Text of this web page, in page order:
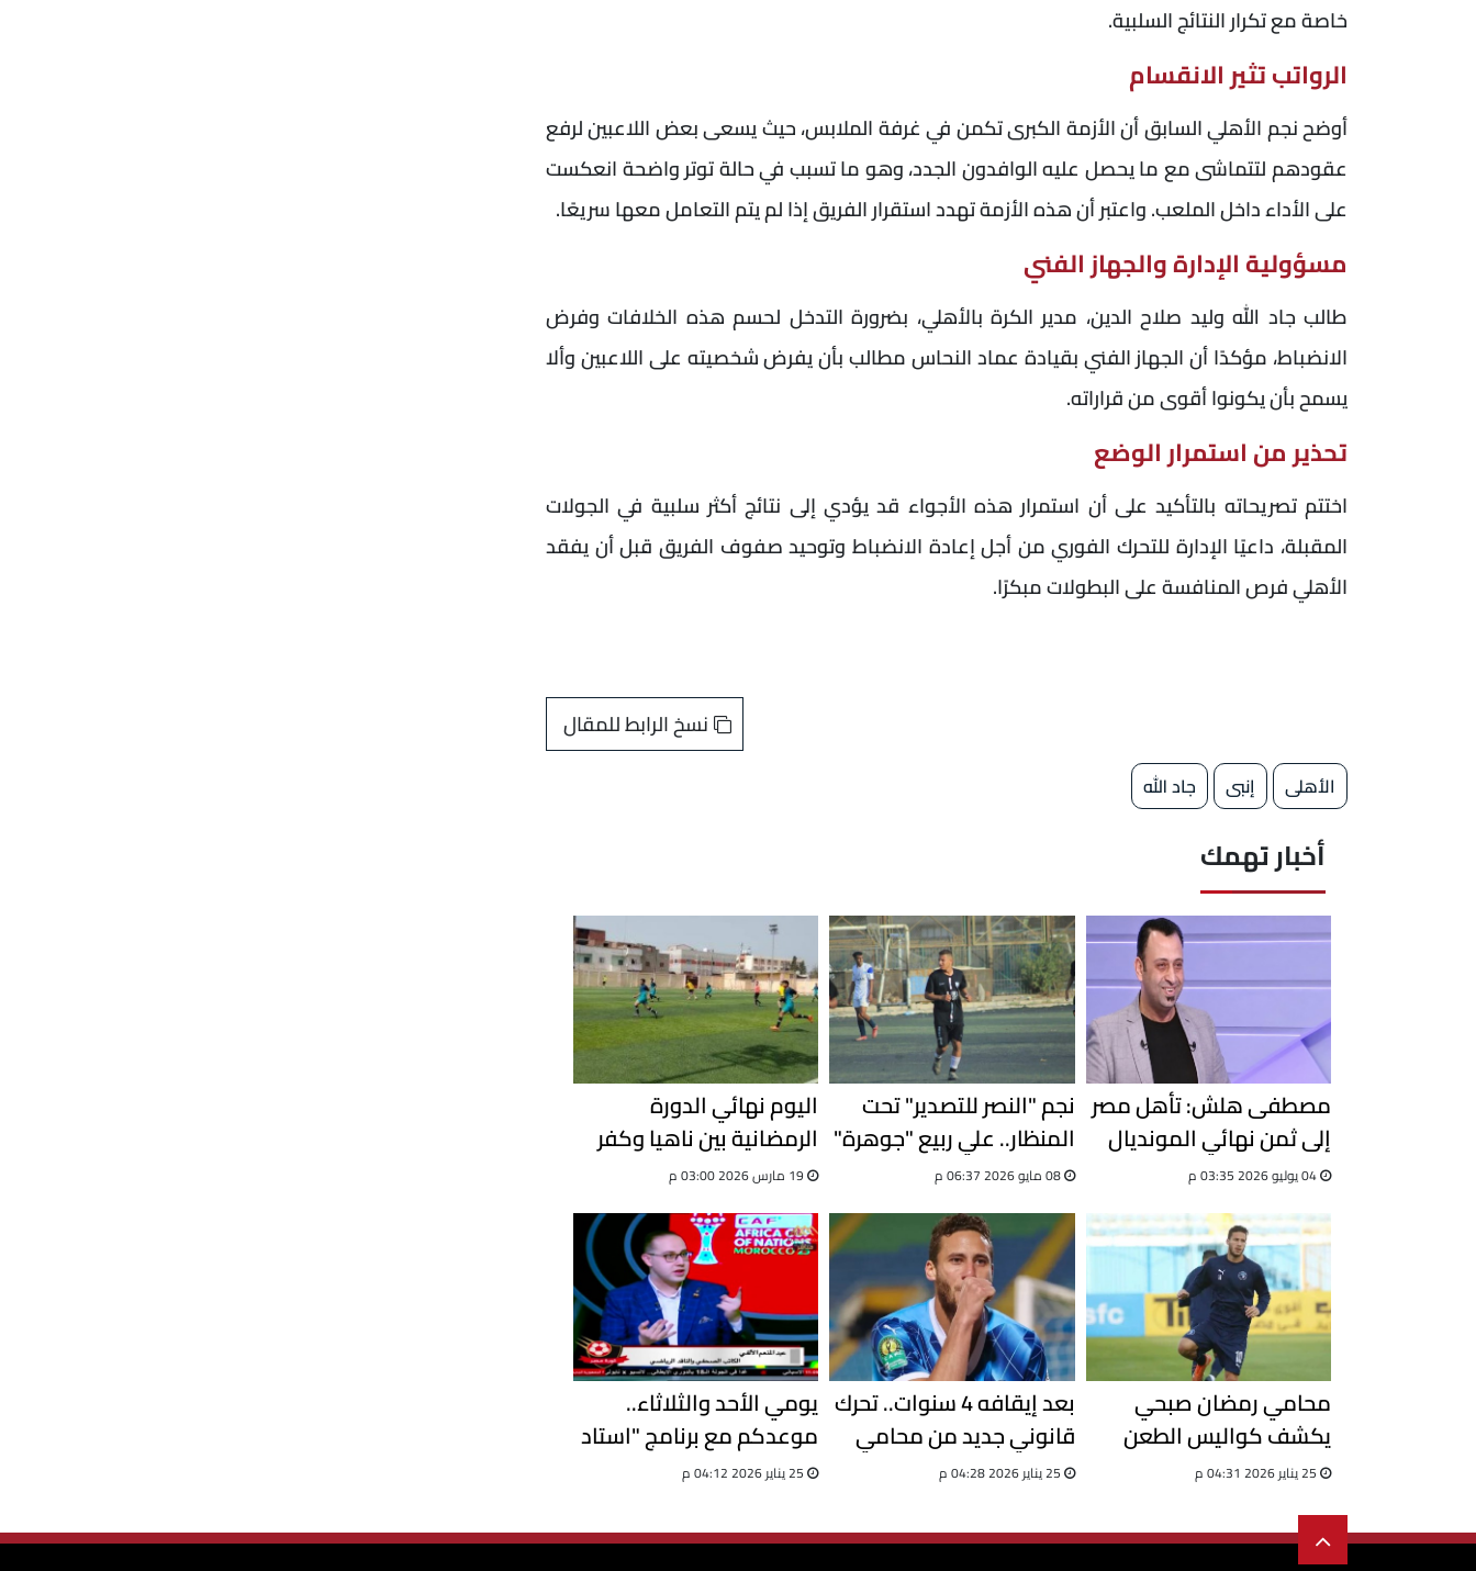
خاصة مع تكرار النتائج السلبية.
الرواتب تثير الانقسام
أوضح نجم الأهلي السابق أن الأزمة الكبرى تكمن في غرفة الملابس، حيث يسعى بعض اللاعبين لرفع
عقودهم لتتماشى مع ما يحصل عليه الوافدون الجدد، وهو ما تسبب في حالة توتر واضحة انعكست
على الأداء داخل الملعب. واعتبر أن هذه الأزمة تهدد استقرار الفريق إذا لم يتم التعامل معها سريعًا.
مسؤولية الإدارة والجهاز الفني
طالب جاد الله وليد صلاح الدين، مدير الكرة بالأهلي، بضرورة التدخل لحسم هذه الخلافات وفرض
الانضباط، مؤكدًا أن الجهاز الفني بقيادة عماد النحاس مطالب بأن يفرض شخصيته على اللاعبين وألا
يسمح بأن يكونوا أقوى من قراراته.
تحذير من استمرار الوضع
اختتم تصريحاته بالتأكيد على أن استمرار هذه الأجواء قد يؤدي إلى نتائج أكثر سلبية في الجولات
المقبلة، داعيًا الإدارة للتحرك الفوري من أجل إعادة الانضباط وتوحيد صفوف الفريق قبل أن يفقد
الأهلي فرص المنافسة على البطولات مبكرًا.
نسخ الرابط للمقال
الأهلى إنبى جاد الله
أخبار تهمك
مصطفى هلش: تأهل مصر
إلى ثمن نهائي المونديال
لحظة فخر.. وحسام حسن
أدار المباراة بامتياز
نجم "النصر للتصدير" تحت
المنظار.. علي ربيع "جوهرة"
القسم الثالث التي يطاردها
الكبار
08 مايو 2026 06:37 م
اليوم نهائي الدورة
الرمضانية بين ناهيا وكفر
حكيم
19 مارس 2026 03:00 م
محامي رمضان صبحي
يكشف كواليس الطعن
أمام "الفيدرالية" وحقيقة
بعد إيقافه 4 سنوات.. تحرك
قانوني جديد من محامي
رمضان صبحي لإنقاذ
يومي الأحد والثلاثاء..
موعدكم مع برنامج "استاد
الألفي" للإعلامي عبد
25 يناير 2026 04:12 م